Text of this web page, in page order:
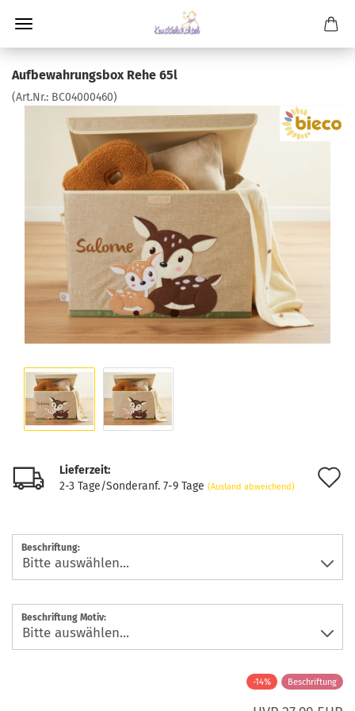
Aufbewahrungsbox Rehe 65l
(Art.Nr.: BC04000460)
Lieferzeit:
2-3 Tage/Sonderanf. 7-9 Tage (Ausland abweichend)
Beschriftung:
Beschriftung Motiv:
-14% Beschriftung